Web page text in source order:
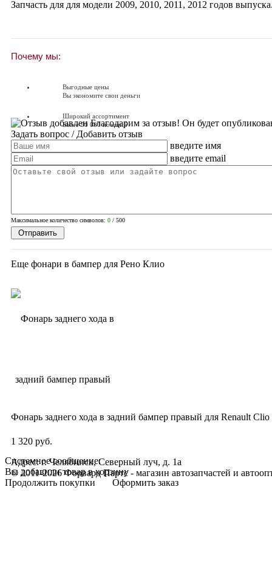
Запчасть для для модели 2009, 2010, 2011 , 2012 годов
Почему мы:
Выгодные цены
Вы экономите свои деньги
Широкий ассортимент
Более 90 000 позиций
Доставка по России от 250 руб.
Вопросы? Звоните!
Благодарим за отзыв! Он будет
Задать вопрос / Добавить отзыв
введите имя
введите email
Максимальное количество символов: 0 / 500
Еще фонари в бампер для Рено Клио
Фонарь заднего хода в задний бампер правый для Renault
1 320 руб.
Адрес: г. Челябинск, Северный луч, д. 1а
© 2011-2026 Форвард Партс - магазин автозапчастей и
Системное сообщение:
Вы добавили товар в корзину
Продолжить покупки
Оформить заказ